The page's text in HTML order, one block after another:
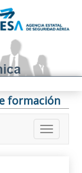
formación